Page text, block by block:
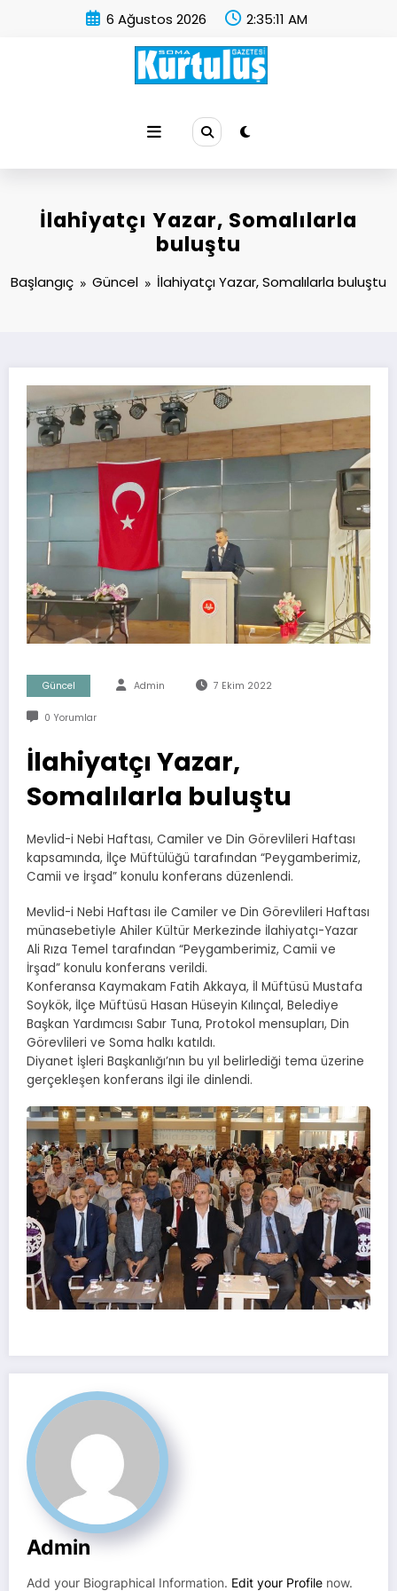
6 Ağustos 2026 2:35:12 AM
İlahiyatçı Yazar, Somalılarla
buluştu
Başlangıç Güncel İlahiyatçı Yazar, Somalılarla buluştu
Güncel Admin 7 Ekim 2022
0 Yorumlar
İlahiyatçı Yazar,
Somalılarla buluştu
Mevlid-i Nebi Haftası, Camiler ve Din Görevlileri Haftası
kapsamında, İlçe Müftülüğü tarafından “Peygamberimiz,
Camii ve İrşad” konulu konferans düzenlendi.
Mevlid-i Nebi Haftası ile Camiler ve Din Görevlileri Haftası
münasebetiyle Ahiler Kültür Merkezinde İlahiyatçı-Yazar
Ali Rıza Temel tarafından “Peygamberimiz, Camii ve
İrşad” konulu konferans verildi.
Konferansa Kaymakam Fatih Akkaya, İl Müftüsü Mustafa
Soykök, İlçe Müftüsü Hasan Hüseyin Kılınçal, Belediye
Başkan Yardımcısı Sabır Tuna, Protokol mensupları, Din
Görevlileri ve Soma halkı katıldı.
Diyanet İşleri Başkanlığı’nın bu yıl belirlediği tema üzerine
gerçekleşen konferans ilgi ile dinlendi.
Admin
Add your Biographical Information. Edit your Profile now.